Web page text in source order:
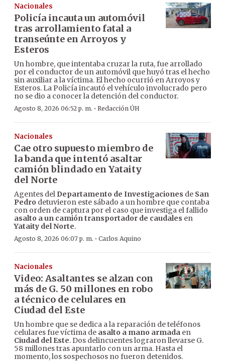
Nacionales
Policía incauta un automóvil
tras arrollamiento fatal a
transeúnte en Arroyos y
Esteros
Un hombre, que intentaba cruzar la ruta, fue arrollado
por el conductor de un automóvil que huyó tras el hecho
sin auxiliar a la víctima. El hecho ocurrió en Arroyos y
Esteros. La Policía incautó el vehículo involucrado pero
no se dio a conocer la detención del conductor.
Agosto 8, 2026 06:52 p. m. · Redacción ÚH
Nacionales
Cae otro supuesto miembro de
la banda que intentó asaltar
camión blindado en Yataity
del Norte
Agentes del Departamento de Investigaciones de San
Pedro detuvieron este sábado a un hombre que contaba
con orden de captura por el caso que investiga el fallido
asalto a un camión transportador de caudales en
Yataity del Norte.
Agosto 8, 2026 06:07 p. m. · Carlos Aquino
Nacionales
Video: Asaltantes se alzan con
más de G. 50 millones en robo
a técnico de celulares en
Ciudad del Este
Un hombre que se dedica a la reparación de teléfonos
celulares fue víctima de asalto a mano armada en
Ciudad del Este. Dos delincuentes lograron llevarse G.
58 millones tras apuntarlo con un arma. Hasta el
momento, los sospechosos no fueron detenidos.